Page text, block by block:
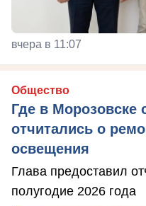
вчера в 11:07
Общество
Где в Морозовске
отчитались о
освещения
Глава предоставил
полугодие 2026 года